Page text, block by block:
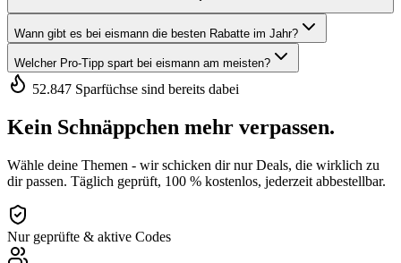
Wann gibt es bei eismann die besten Rabatte im Jahr?
Welcher Pro-Tipp spart bei eismann am meisten?
52.847 Sparfüchse sind bereits dabei
Kein Schnäppchen mehr verpassen.
Wähle deine Themen - wir schicken dir nur Deals, die wirklich zu
dir passen. Täglich geprüft, 100 % kostenlos, jederzeit abbestellbar.
Nur geprüfte & aktive Codes